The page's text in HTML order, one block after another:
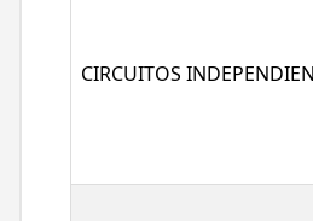
CIRCUITOS